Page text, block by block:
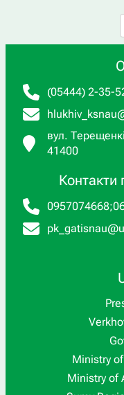
(05444) 2-35-
вул.
41400
Контакти
0957074668;
Ministry
Ministry of